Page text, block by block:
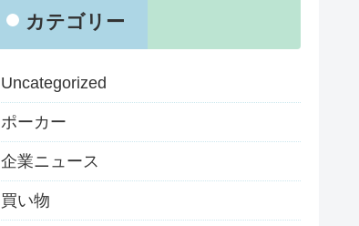
カテゴリー
Uncategorized
ポーカー
企業ニュース
買い物